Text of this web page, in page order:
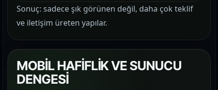
Sonuç: sadece şık görünen değil, daha çok teklif
ve iletişim üreten yapılar.
MOBİL HAFİFLİK VE SUNUCU
DENGESİ